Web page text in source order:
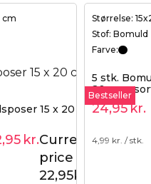
cm
15 x 20 cm - rød
24,95 kr.
kr.Current
price is:
22,95kr..
Størrelse:
Stof: Bomuld
Farve:
Bestseller
5 stk.
20 cm -
24,95kr.
4,99 kr. / stk.